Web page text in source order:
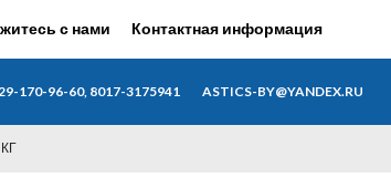
с нами Контактная информация
170-96-60, 8017-3175941 ASTICS-BY@YANDEX.RU